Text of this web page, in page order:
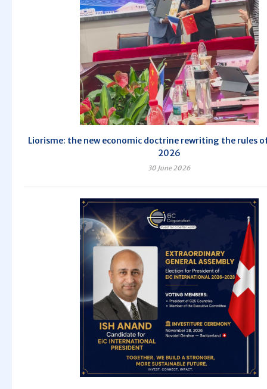
Liorisme: the new economic doctrine rewriting the rules
2026
30 June 2026